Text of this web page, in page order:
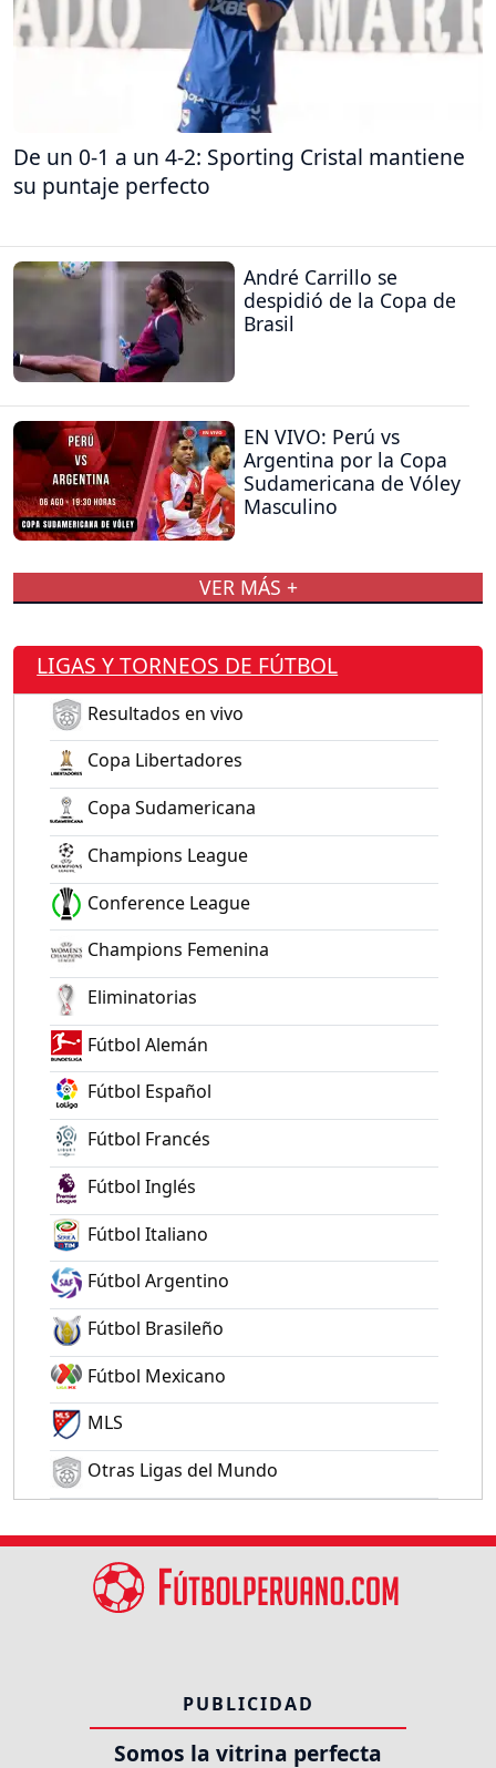
De un 0-1 a un 4-2: Sporting Cristal mantiene
su puntaje perfecto
André Carrillo se
despidió de la Copa de
Brasil
EN VIVO: Perú vs
Argentina por la Copa
Sudamericana de Vóley
Masculino
VER MÁS +
LIGAS Y TORNEOS DE FÚTBOL
Resultados en vivo
Copa Libertadores
Copa Sudamericana
Champions League
Conference League
Champions Femenina
Eliminatorias
Fútbol Alemán
Fútbol Español
Fútbol Francés
Fútbol Inglés
Fútbol Italiano
Fútbol Argentino
Fútbol Brasileño
Fútbol Mexicano
MLS
Otras Ligas del Mundo
PUBLICIDAD
Somos la vitrina perfecta